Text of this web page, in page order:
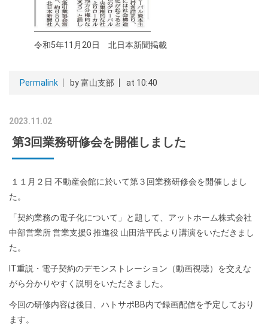
令和5年11月20日 北日本新聞掲載
Permalink by 富山支部 at 10:40
2023.11.02
第3回業務研修会を開催しました
１１月２日 不動産会館に於いて第３回業務研修会を開催しまし
た。
「契約業務の電子化について」と題して、アットホーム株式会社
中部営業所 営業支援G 推進役 山田浩平氏より講演をいただきまし
た。
IT重説・電子契約のデモンストレーション（動画視聴）を交えな
がら分かりやすく説明をいただきました。
今回の研修内容は後日、ハトサポBB内で録画配信を予定しており
ます。